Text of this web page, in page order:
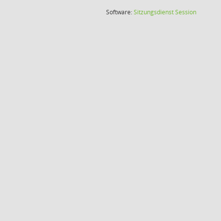
Software:SitzungsdienstSession(Wird in